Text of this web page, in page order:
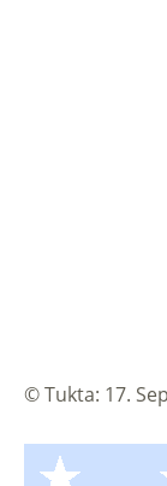
©Tukta: 17.